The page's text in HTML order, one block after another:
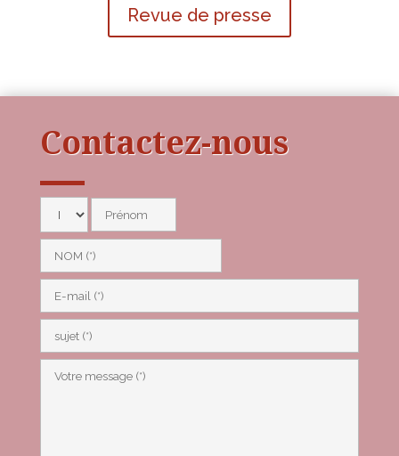
Revue de presse
Contactez-nous